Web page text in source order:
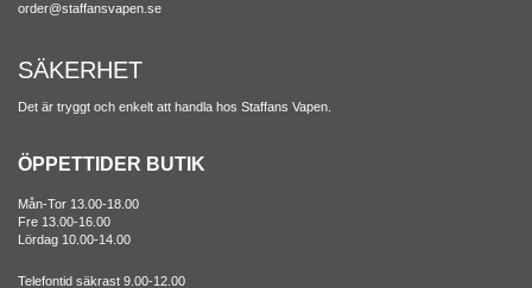
order@staffansvapen.se
SÄKERHET
Det är tryggt och enkelt att handla hos Staffans Vapen.
ÖPPETTIDER BUTIK
Mån-Tor 13.00-18.00
Fre 13.00-16.00
Lördag 10.00-14.00
Telefontid säkrast 9.00-12.00